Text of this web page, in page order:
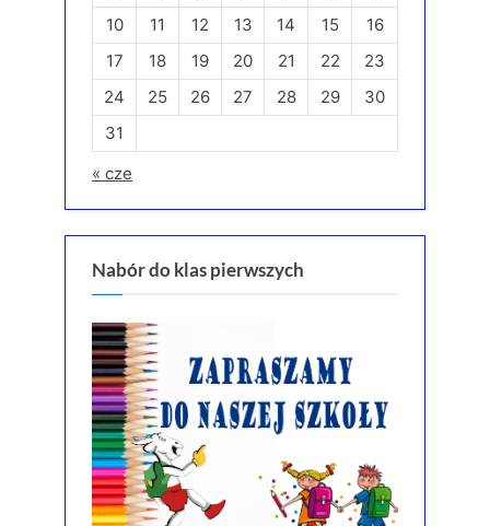
10
11 12 13 14 15
16
17
18 19 20 21 22
23
24
25 26 27 28 29
30
31
« cze
Nabór do klas pierwszych